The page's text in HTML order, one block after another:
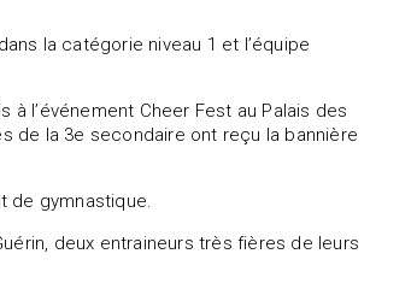
la catégorie niveau 1 et l’équipe
l’événement Cheer Fest au Palais des
de la 3e secondaire ont reçu la bannière
de gymnastique.
deux entraineurs très fières de leurs